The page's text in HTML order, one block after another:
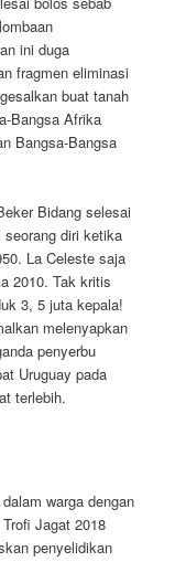
ini duga
fragmen eliminasi
buat tanah
Bangsa Afrika
Bangsa-Bangsa
Bidang selesai
diri ketika
La Celeste saja
2010. Tak kritis
3, 5 juta kepala!
melenyapkan
penyerbu
Uruguay pada
terlebih.
warga dengan
Jagat 2018
penyelidikan